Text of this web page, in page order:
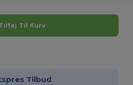
Til Kurv
Tilbud